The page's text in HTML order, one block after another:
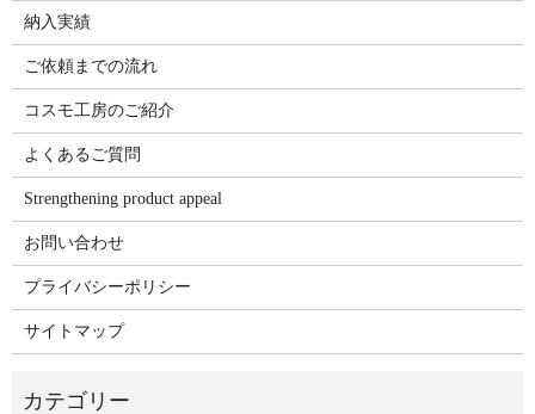
納入実績
ご依頼までの流れ
コスモ工房のご紹介
よくあるご質問
Strengthening product appeal
お問い合わせ
プライバシーポリシー
サイトマップ